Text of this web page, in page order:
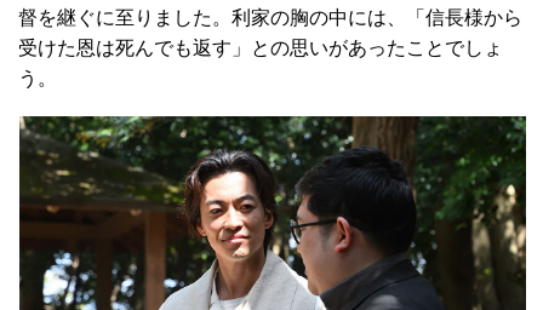
督を継ぐに至りました。利家の胸の中には、「信長様から
受けた恩は死んでも返す」との思いがあったことでしょ
う。